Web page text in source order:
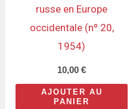
10,00€
AJOUTER AU
PANIER